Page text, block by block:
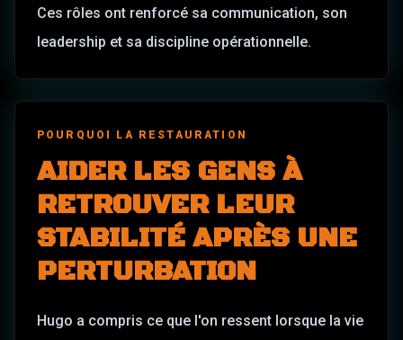
Ces rôles ont renforcé sa communication, son
leadership et sa discipline opérationnelle.
POURQUOI LA RESTAURATION
AIDER LES GENS À
RETROUVER LEUR
STABILITÉ APRÈS UNE
PERTURBATION
Hugo a compris ce que l'on ressent lorsque la vie